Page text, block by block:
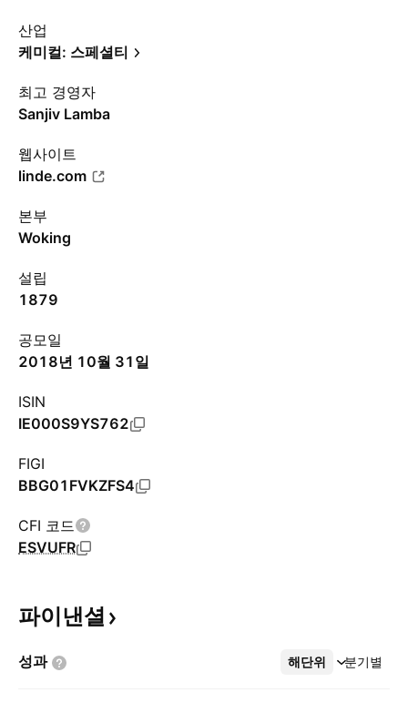
산업
케미컬: 스페셜티
최고 경영자
Sanjiv Lamba
웹사이트
linde.com
본부
Woking
설립
1879
공모일
2018년 10월 31일
ISIN
IE000S9YS762
FIGI
BBG01FVKZFS4
CFI 코드
ESVUFR
파이낸셜
성과 해단위 분기별
더보기